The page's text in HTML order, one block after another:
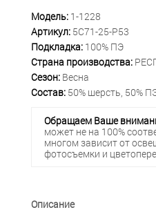
Модель: 1-1228
Артикул: 5С71-25-Р53
Подкладка: 100% ПЭ
Страна производства:
Сезон: Весна
Состав: 50% шерсть, 50%
Обращаем Ваше
может не на 100%
многом зависит от
фотосъемки и
Описание